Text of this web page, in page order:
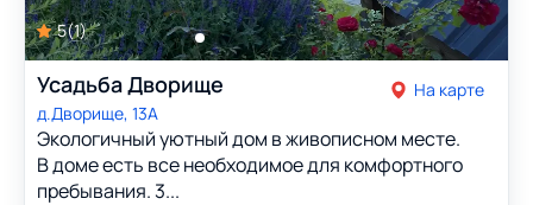
5(1)
Усадьба Дворище
д.Дворище, 13А
На карте
Экологичный уютный дом в живописном месте.
В доме есть все необходимое для комфортного
пребывания. 3...